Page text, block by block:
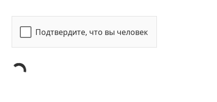
Подтвердите, что вы человек